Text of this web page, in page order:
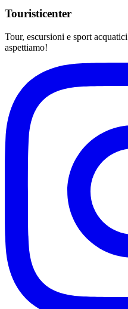
Touristicenter
Tour, escursioni e sport
aspettiamo!